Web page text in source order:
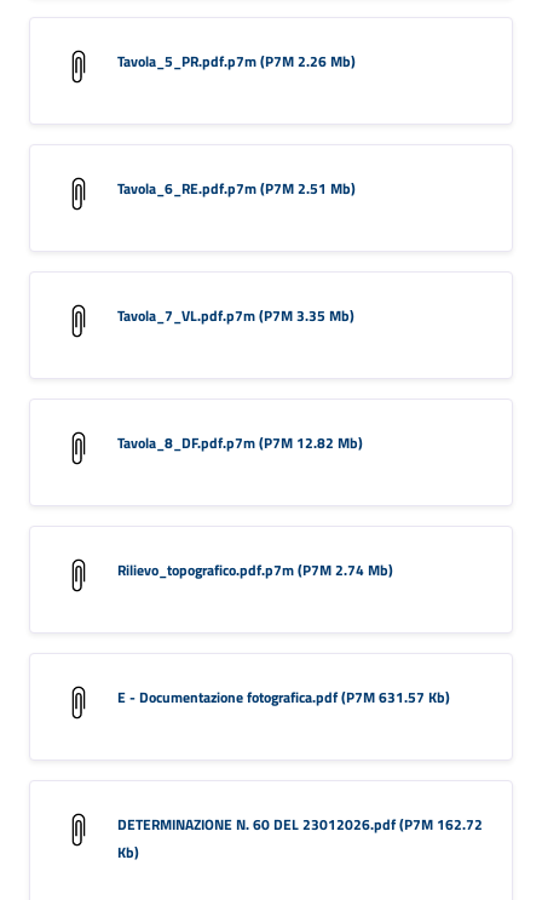
Tavola_5_PR.pdf.p7m (P7M 2.26 Mb)
Tavola_6_RE.pdf.p7m (P7M 2.51 Mb)
Tavola_7_VL.pdf.p7m (P7M 3.35 Mb)
Tavola_8_DF.pdf.p7m (P7M 12.82 Mb)
Rilievo_topografico.pdf.p7m (P7M 2.74 Mb)
E - Documentazione fotografica.pdf (P7M 631.57 Kb)
DETERMINAZIONE N. 60 DEL 23012026.pdf (P7M 162.72
Kb)